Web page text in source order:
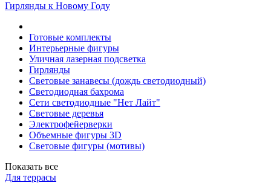
Гирлянды к Новому Году
Готовые комплекты
Интерьерные фигуры
Уличная лазерная подсветка
Гирлянды
Световые занавесы (дождь светодиодный)
Светодиодная бахрома
Сети светодиодные "Нет Лайт"
Световые деревья
Электрофейерверки
Объемные фигуры 3D
Световые фигуры (мотивы)
Показать все
Для террасы